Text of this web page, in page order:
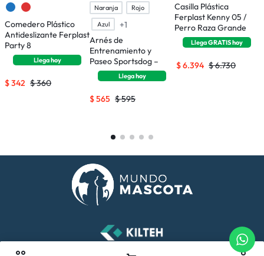
Comedero Plástico
Antideslizante Ferplast
Party 8
Llegahoy
$360
$342
Naranja
Rojo
Azul
+1
Arnés de
Entrenamiento y
Paseo Sportsdog –
Talle S
Llegahoy
$595
$565
Casilla Plástica
Ferplast Kenny 05 /
Perro Raza Grande
LlegaGRATIShoy
$6.730
$6.394